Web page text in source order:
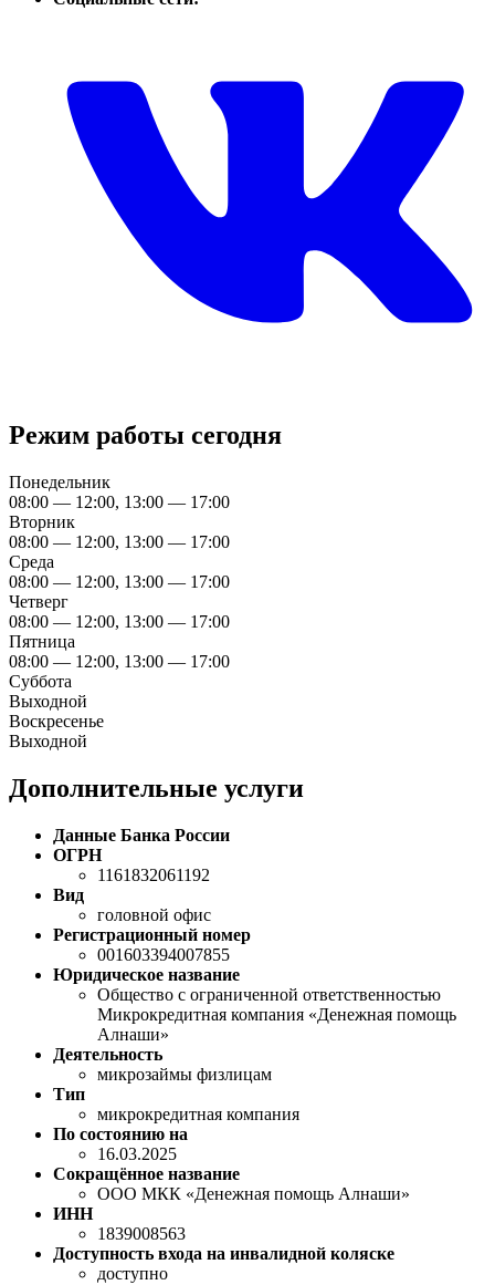
Режим работы сегодня
Понедельник
08:00 — 12:00, 13:00 — 17:00
Вторник
08:00 — 12:00, 13:00 — 17:00
Среда
08:00 — 12:00, 13:00 — 17:00
Четверг
08:00 — 12:00, 13:00 — 17:00
Пятница
08:00 — 12:00, 13:00 — 17:00
Суббота
Выходной
Воскресенье
Выходной
Дополнительные услуги
Данные Банка России
ОГРН
1161832061192
Вид
головной офис
Регистрационный номер
001603394007855
Юридическое название
Общество с ограниченной ответственностью
Микрокредитная компания «Денежная помощь
Алнаши»
Деятельность
микрозаймы физлицам
Тип
микрокредитная компания
По состоянию на
16.03.2025
Сокращённое название
ООО МКК «Денежная помощь Алнаши»
ИНН
1839008563
Доступность входа на инвалидной коляске
доступно